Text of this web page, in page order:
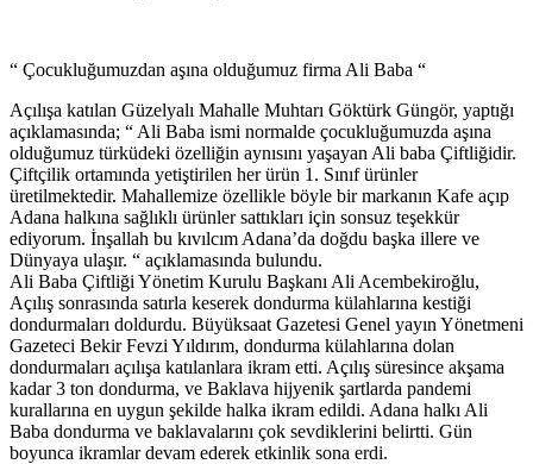
“ Çocukluğumuzdan aşına olduğumuz firma Ali Baba “
Açılışa katılan Güzelyalı Mahalle Muhtarı Göktürk Güngör, yaptığı
açıklamasında; “ Ali Baba ismi normalde çocukluğumuzda aşına
olduğumuz türküdeki özelliğin aynısını yaşayan Ali baba Çiftliğidir.
Çiftçilik ortamında yetiştirilen her ürün 1. Sınıf ürünler
üretilmektedir. Mahallemize özellikle böyle bir markanın Kafe açıp
Adana halkına sağlıklı ürünler sattıkları için sonsuz teşekkür
ediyorum. İnşallah bu kıvılcım Adana’da doğdu başka illere ve
Dünyaya ulaşır. “ açıklamasında bulundu.
Ali Baba Çiftliği Yönetim Kurulu Başkanı Ali Acembekiroğlu,
Açılış sonrasında satırla keserek dondurma külahlarına kestiği
dondurmaları doldurdu. Büyüksaat Gazetesi Genel yayın Yönetmeni
Gazeteci Bekir Fevzi Yıldırım, dondurma külahlarına dolan
dondurmaları açılışa katılanlara ikram etti. Açılış süresince akşama
kadar 3 ton dondurma, ve Baklava hijyenik şartlarda pandemi
kurallarına en uygun şekilde halka ikram edildi. Adana halkı Ali
Baba dondurma ve baklavalarını çok sevdiklerini belirtti. Gün
boyunca ikramlar devam ederek etkinlik sona erdi.